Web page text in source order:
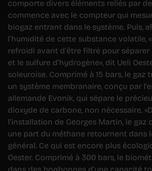
comporte divers éléments reliés par
commence avec le compteur qui
biogaz entrant dans le système. Puis,
l’humidité de cette substance volatile,
refroidi avant d’être filtré pour séparer
et le sulfure d’hydrogène», dit Ueli
soleuroise. Comprimé à 15 bars, le gaz
un système membranaire, conçu par
allemande Evonik, qui sépare le
dioxyde de carbone, non nécessaire.
l’installation de Georges Martin, le gaz
une part du méthane retournent dans
général. Ce qui est encore plus
Oester. Comprimé à 300 bars, le
dans des bonbonnes d’une capacité